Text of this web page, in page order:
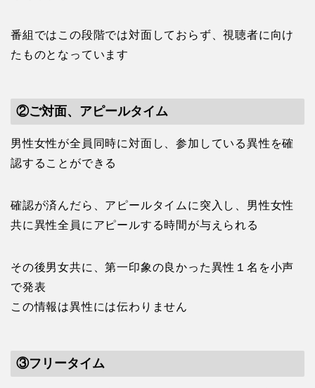
番組ではこの段階では対面しておらず、視聴者に向け
たものとなっています
②ご対面、アピールタイム
男性女性が全員同時に対面し、参加している異性を確
認することができる
確認が済んだら、アピールタイムに突入し、男性女性
共に異性全員にアピールする時間が与えられる
その後男女共に、第一印象の良かった異性１名を小声
で発表
この情報は異性には伝わりません
③フリータイム